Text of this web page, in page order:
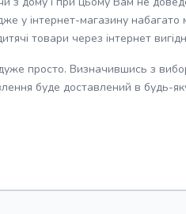
у інтернет-магазину
товари через інтернет
просто. Визначившись з
буде доставлений в будь-яку